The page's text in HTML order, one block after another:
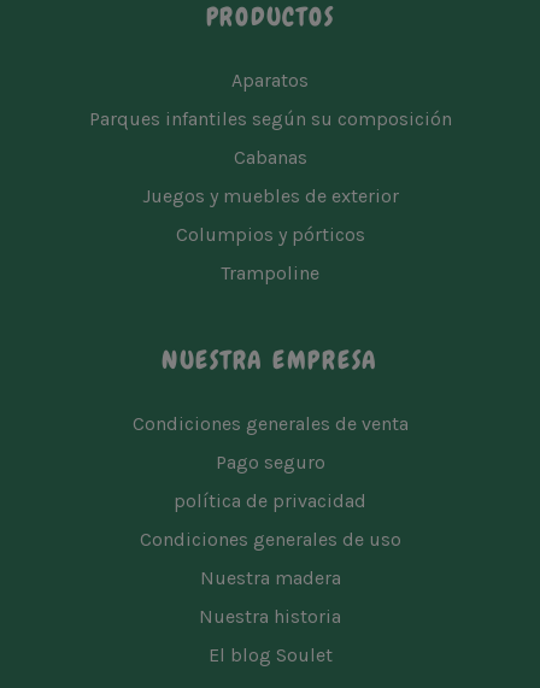
PRODUCTOS
Aparatos
Parques infantiles según su composición
Cabanas
Juegos y muebles de exterior
Columpios y pórticos
Trampoline
NUESTRA EMPRESA
Condiciones generales de venta
Pago seguro
política de privacidad
Condiciones generales de uso
Nuestra madera
Nuestra historia
El blog Soulet